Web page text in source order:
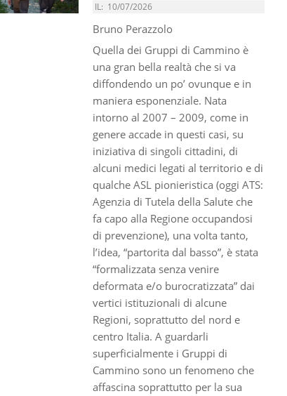
IL: 10/07/2026
Bruno Perazzolo
Quella dei Gruppi di Cammino è
una gran bella realtà che si va
diffondendo un po’ ovunque e in
maniera esponenziale. Nata
intorno al 2007 – 2009, come in
genere accade in questi casi, su
iniziativa di singoli cittadini, di
alcuni medici legati al territorio e di
qualche ASL pionieristica (oggi ATS:
Agenzia di Tutela della Salute che
fa capo alla Regione occupandosi
di prevenzione), una volta tanto,
l’idea, “partorita dal basso”, è stata
“formalizzata senza venire
deformata e/o burocratizzata” dai
vertici istituzionali di alcune
Regioni, soprattutto del nord e
centro Italia. A guardarli
superficialmente i Gruppi di
Cammino sono un fenomeno che
affascina soprattutto per la sua